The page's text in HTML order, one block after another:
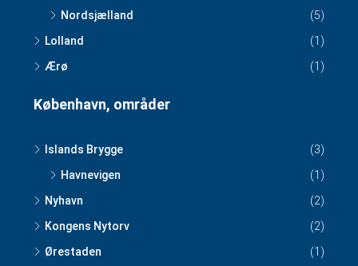
Nordsjælland
(5)
Lolland
(1)
Ærø
(1)
København, områder
Islands Brygge
(3)
Havnevigen
(1)
Nyhavn
(2)
Kongens Nytorv
(2)
Ørestaden
(1)